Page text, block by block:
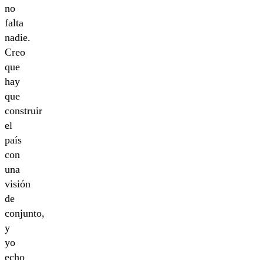
no
falta
nadie.
Creo
que
hay
que
construir
el
país
con
una
visión
de
conjunto,
y
yo
echo